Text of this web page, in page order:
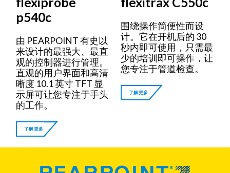
p540c
由 PEARPOINT 有史以
来设计的最强大、最直
观的控制器进行管理。
直观的用户界面和高清
晰度 10.1 英寸 TFT 显
示屏可让您专注于手头
的工作。
了解更多
围绕操作简便性而设
计。它在开机后的 30
秒内即可使用，只需最
少的培训即可操作，让
您专注于管道检查。
了解更多